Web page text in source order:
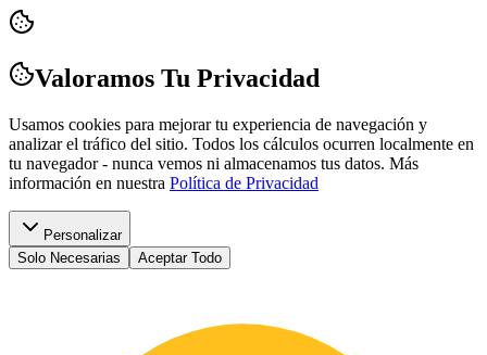
Valoramos Tu Privacidad
Usamos cookies para mejorar tu experiencia de navegación y
analizar el tráfico del sitio. Todos los cálculos ocurren localmente en
tu navegador - nunca vemos ni almacenamos tus datos. Más
información en nuestra Política de Privacidad
Personalizar
Solo Necesarias
Aceptar Todo